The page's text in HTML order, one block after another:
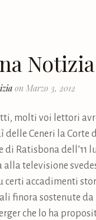
Notizia
on Marzo 3, 2012
molti voi lettori
delle Ceneri la
di Ratisbona dell’11
alla televisione
certi accadimenti
finora sostenute
che lo ha